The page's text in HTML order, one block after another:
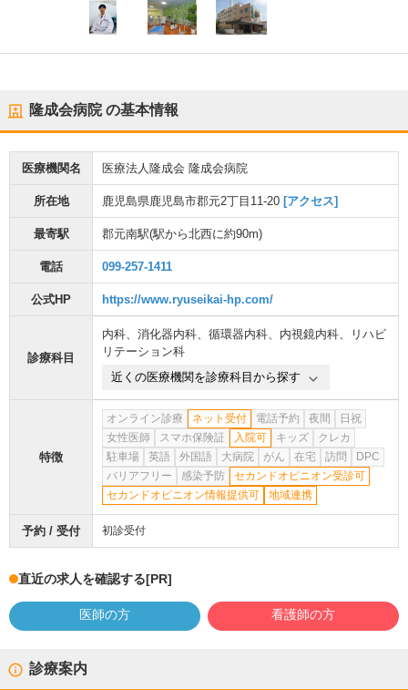
隆成会病院の基本情報
医療機関名 医療法人隆成会 隆成会病院
所在地 鹿児島県鹿児島市郡元2丁目11-20 [アクセス]
最寄駅 郡元南駅(駅から北西に約90m)
電話 099-257-1411
公式HP https://www.ryuseikai-hp.com/
診療科目
内科、 消化器内科、 循環器内科、 内視鏡内科、
リハビ
リテーション科
近くの医療機関を診療科目から探す
特徴
オンライン診療 ネット受付 電話予約 夜間
日祝
女性医師
スマホ保険証 入院可 キッズ
クレカ
駐車場
英語 外国語 大病院 がん 在宅 訪問
DPC
バリアフリー
感染予防
セカンドオピニオン受診可
セカンドオピニオン情報提供可
地域連携
予約 / 受付 初診受付
直近の求人を確認する[PR]
医師の方 看護師の方
診療案内